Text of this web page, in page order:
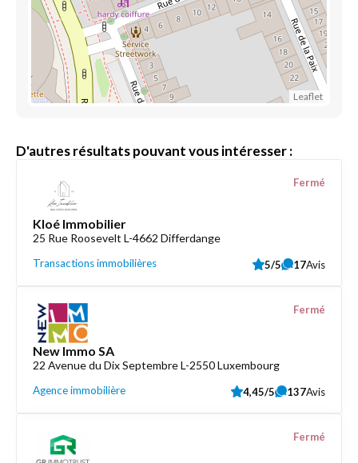
Leaflet
D'autres résultats pouvant vous intéresser :
Kloé Immobilier
25 Rue Roosevelt L-4662 Differdange
Transactions immobilières
Fermé
5/5 17Avis
New Immo SA
22 Avenue du Dix Septembre L-2550 Luxembourg
Agence immobilière
Fermé
4,45/5 137Avis
Fermé